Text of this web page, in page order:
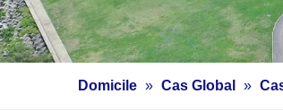
Domicile » Cas Global »